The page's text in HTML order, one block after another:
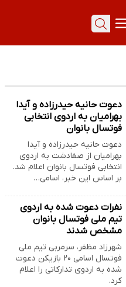
دعوت حانیه حیدرزاده و آیدا
بهرامیان به اردوی انتخابی
فوتسال بانوان
دعوت حانیه حیدرزاده و آیدا
بهرامیان از صفادشت به اردوی
انتخابی فوتسال بانوان اعلام شد.
بر اساس این خبر، اسامی…
نفرات دعوت شده به اردوی
تیم ملی فوتسال بانوان
مشخص شدند
شهرزاد مظفر، سرمربی تیم ملی
فوتسال اسامی ۲۰ بازیکن دعوت
شده به اردوی تدارکاتی را اعلام
کرد.